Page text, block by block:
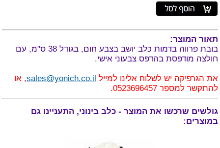
תאור המוצר:
בובת פרווה בדמות כלב יושב בצבע חום, בגודל 38 ס"מ, עם
חולצה מודפסת בהדפס צבעוני אישי.
את הגרפיקה יש לשלוח אלינו למייל sales@yonich.co.il, או
להתקשר למספר 0523696457.
גולשים שרכשו את המוצר - כלב בינוני, התעניינו גם
במוצרים: